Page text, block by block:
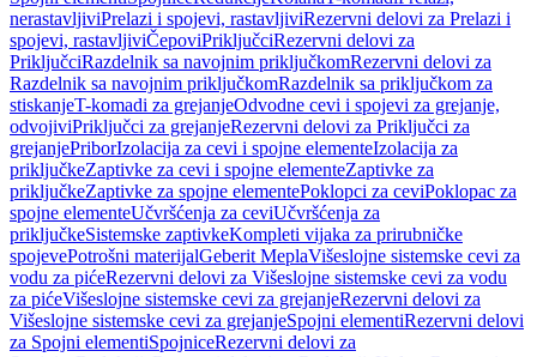
nerastavljiviPrelazi i spojevi, rastavljiviRezervni delovi za Prelazi i
spojevi, rastavljiviČepoviPriključciRezervni delovi za
PriključciRazdelnik sa navojnim priključkomRezervni delovi za
Razdelnik sa navojnim priključkomRazdelnik sa priključkom za
stiskanjeT-komadi za grejanjeOdvodne cevi i spojevi za grejanje,
odvojiviPriključci za grejanjeRezervni delovi za Priključci za
grejanjePriborIzolacija za cevi i spojne elementeIzolacija za
priključkeZaptivke za cevi i spojne elementeZaptivke za
priključkeZaptivke za spojne elementePoklopci za ceviPoklopac za
spojne elementeUčvršćenja za ceviUčvršćenja za
priključkeSistemske zaptivkeKompleti vijaka za prirubničke
spojevePotrošni materijalGeberit MeplaVišeslojne sistemske cevi za
vodu za pićeRezervni delovi za Višeslojne sistemske cevi za vodu
za pićeVišeslojne sistemske cevi za grejanjeRezervni delovi za
Višeslojne sistemske cevi za grejanjeSpojni elementiRezervni delovi
za Spojni elementiSpojniceRezervni delovi za